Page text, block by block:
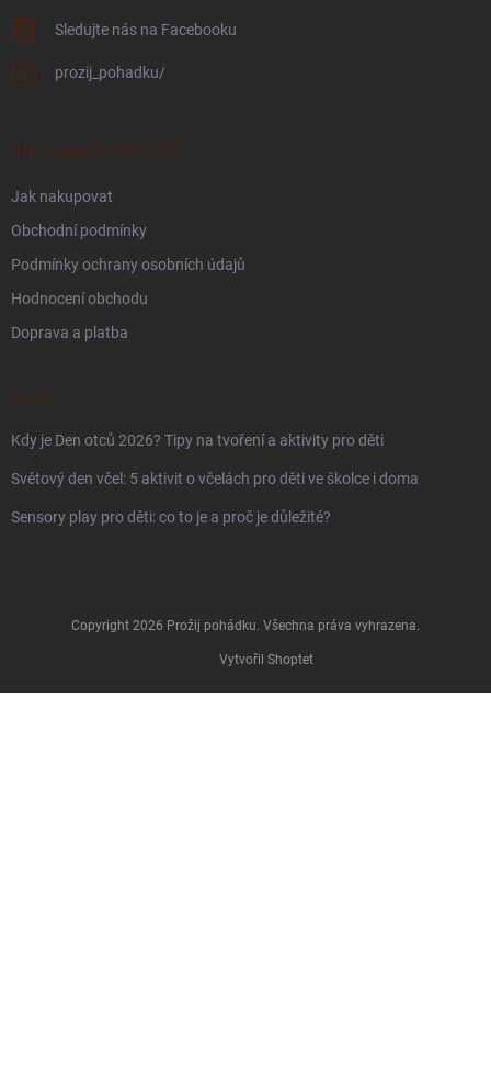
Sledujte nás na Facebooku
prozij_pohadku/
Jak nakupovat
Obchodní podmínky
Podmínky ochrany osobních údajů
Hodnocení obchodu
Doprava a platba
Kdy je Den otců 2026? Tipy na tvoření a aktivity pro děti
Světový den včel: 5 aktivit o včelách pro děti ve školce i doma
Sensory play pro děti: co to je a proč je důležité?
Vytvořil Shoptet
Copyright 2026 Prožij pohádku. Všechna práva vyhrazena.